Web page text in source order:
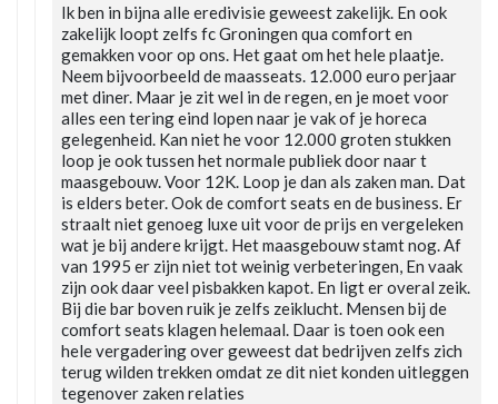
Ik ben in bijna alle eredivisie geweest zakelijk. En ook
zakelijk loopt zelfs fc Groningen qua comfort en
gemakken voor op ons. Het gaat om het hele plaatje.
Neem bijvoorbeeld de maasseats. 12.000 euro perjaar
met diner. Maar je zit wel in de regen, en je moet voor
alles een tering eind lopen naar je vak of je horeca
gelegenheid. Kan niet he voor 12.000 groten stukken
loop je ook tussen het normale publiek door naar t
maasgebouw. Voor 12K. Loop je dan als zaken man. Dat
is elders beter. Ook de comfort seats en de business. Er
straalt niet genoeg luxe uit voor de prijs en vergeleken
wat je bij andere krijgt. Het maasgebouw stamt nog. Af
van 1995 er zijn niet tot weinig verbeteringen, En vaak
zijn ook daar veel pisbakken kapot. En ligt er overal zeik.
Bij die bar boven ruik je zelfs zeiklucht. Mensen bij de
comfort seats klagen helemaal. Daar is toen ook een
hele vergadering over geweest dat bedrijven zelfs zich
terug wilden trekken omdat ze dit niet konden uitleggen
tegenover zaken relaties